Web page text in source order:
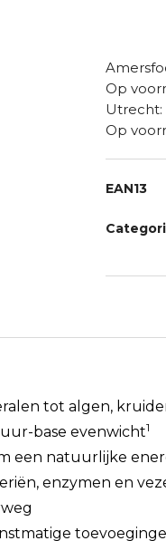
Op
Utrecht:
Op
EAN13
tot algen,
base evenwicht1
een natuurlijke
enzymen en